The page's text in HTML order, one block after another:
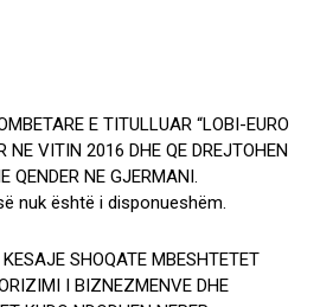
E TITULLUAR “LOBI-EURO
NE VITIN 2016 DHE QE DREJTOHEN
QENDER NE GJERMANI.
SHOQATE MBESHTETET
I BIZNEZMENVE DHE